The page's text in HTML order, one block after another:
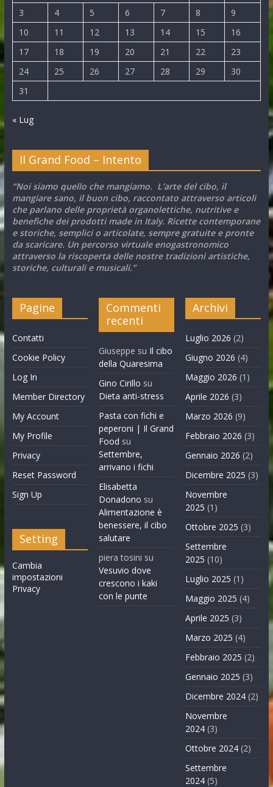
3 4 5 6 7 8
9
10
11 12 13 14 15
16
17
18 19 20 21 22
23
24
25 26 27 28 29
30
31
« Lug
Il Grand Food – Intento
“Noi siamo quello che mangiamo. L’arte del cibo, il
mangiare sano, il buon cibo, raccontato attraverso articoli
che parlano delle proprietà organolettiche, nutritive e
benefiche dei prodotti made in Italy. Ricette contemporane
e storiche, semplici o articolate, sempre gratuite e pronte
da scaricare. Un percorso virtuale enogastronomico
attraverso la riscoperta delle nostre tradizioni artistiche,
storiche, culturali e musicali.”
Pagine
Contatti
Cookie Policy
Log In
Member Directory
My Account
My Profile
Privacy
Reset Password
Sign Up
Setting
Cambia
impostazioni
Privacy
Commenti
recenti
Giuseppe su Il cibo
della Quaresima
Gino Cirillo su
Dieta anti-stress
Pasta con fichi e
peperoni | Il Grand
Food su
Settembre,
arrivano i fichi
Elisabetta
Donadono su
Alimentazione è
benessere, il cibo
salutare
piera tosini su
Vesuvio dove
crescono i kaki
con le punte
Archivi
Luglio 2026 (2)
Giugno 2026 (4)
Maggio 2026 (1)
Aprile 2026 (3)
Marzo 2026 (9)
Febbraio 2026 (3)
Gennaio 2026 (2)
Dicembre 2025 (3)
Novembre
2025 (1)
Ottobre 2025 (3)
Settembre
2025 (10)
Luglio 2025 (1)
Maggio 2025 (4)
Aprile 2025 (3)
Marzo 2025 (4)
Febbraio 2025 (2)
Gennaio 2025 (3)
Dicembre 2024 (2)
Novembre
2024 (3)
Ottobre 2024 (2)
Settembre
2024 (5)